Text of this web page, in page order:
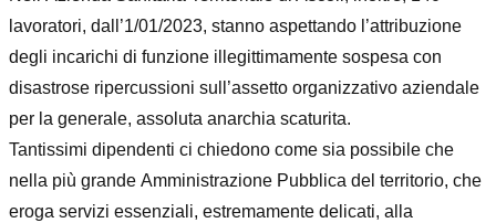
lavoratori, dall’1/01/2023, stanno aspettando l’attribuzione
degli incarichi di funzione illegittimamente sospesa con
disastrose ripercussioni sull’assetto organizzativo aziendale
per la generale, assoluta anarchia scaturita.
Tantissimi dipendenti ci chiedono come sia possibile che
nella più grande Amministrazione Pubblica del territorio, che
eroga servizi essenziali, estremamente delicati, alla